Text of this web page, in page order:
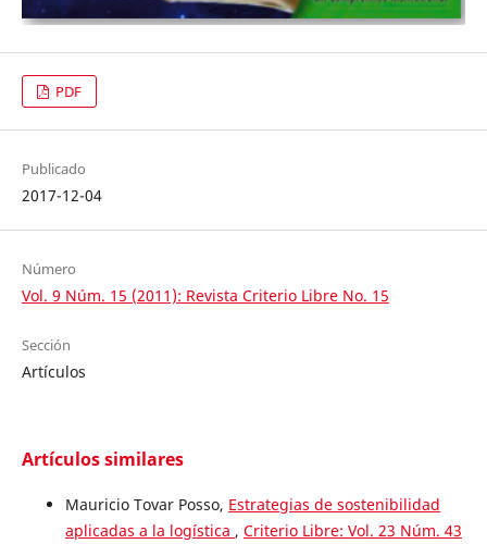
PDF
Publicado
2017-12-04
Número
Vol. 9 Núm. 15 (2011): Revista Criterio Libre No. 15
Sección
Artículos
Artículos similares
Mauricio Tovar Posso, Estrategias de sostenibilidad
aplicadas a la logística , Criterio Libre: Vol. 23 Núm. 43